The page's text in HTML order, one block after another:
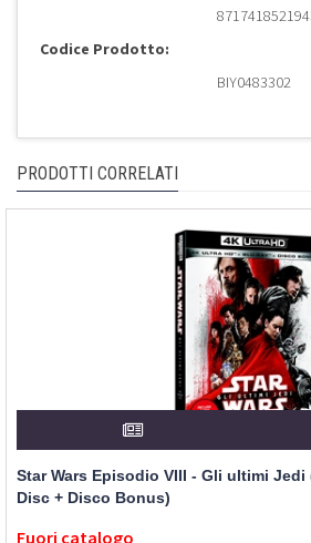
Codice Prodotto:
BIY0483302
PRODOTTI CORRELATI
Star Wars Episodio VIII - Gli ultimi Jedi
Disc + Disco Bonus)
Fuori catalogo